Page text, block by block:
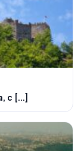
c [...]